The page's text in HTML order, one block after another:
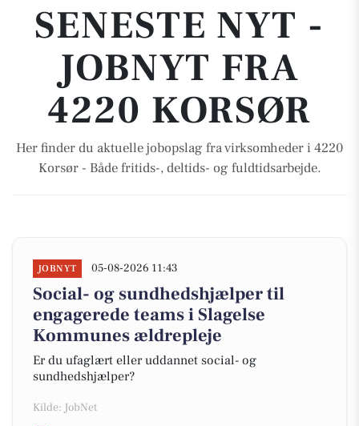
SENESTE NYT -
JOBNYT FRA
4220 KORSØR
Her finder du aktuelle jobopslag fra virksomheder i 4220
Korsør - Både fritids-, deltids- og fuldtidsarbejde.
JOBNYT 05-08-2026 11:43
Social- og sundhedshjælper til
engagerede teams i Slagelse
Kommunes ældrepleje
Er du ufaglært eller uddannet social- og
sundhedshjælper?
Kilde: JobNet